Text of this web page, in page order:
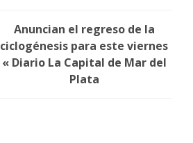
Anuncian el regreso de la
ciclogénesis para este viernes
« Diario La Capital de Mar del
Plata